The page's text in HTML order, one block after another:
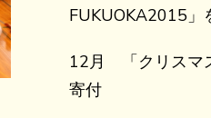
FUKUOKA2015」
12月 「クリスマ
寄付